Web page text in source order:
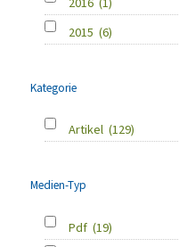
2015 (6)
Kategorie
Artikel (129)
Medien-Typ
Pdf (19)